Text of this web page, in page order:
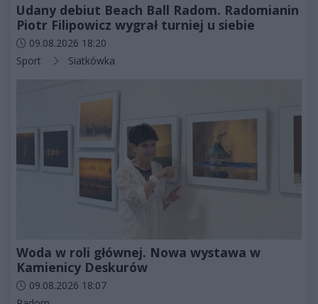
Udany debiut Beach Ball Radom. Radomianin
Piotr Filipowicz wygrał turniej u siebie
Data dodania artykułu:
09.08.2026 18:20
Kategorie artykułu:
Sport Siatkówka
Woda w roli głównej. Nowa wystawa w
Kamienicy Deskurów
Data dodania artykułu:
09.08.2026 18:07